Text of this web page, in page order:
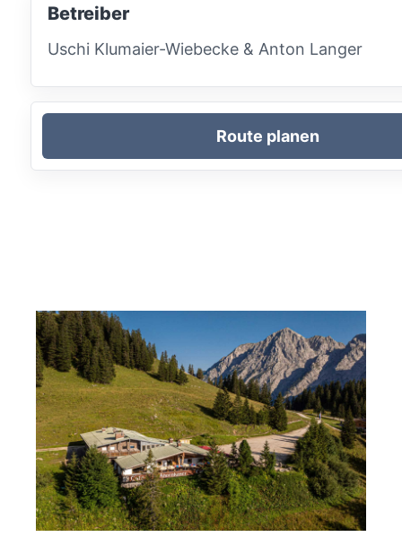
Betreiber
Uschi Klumaier-Wiebecke & Anton Langer
Route planen